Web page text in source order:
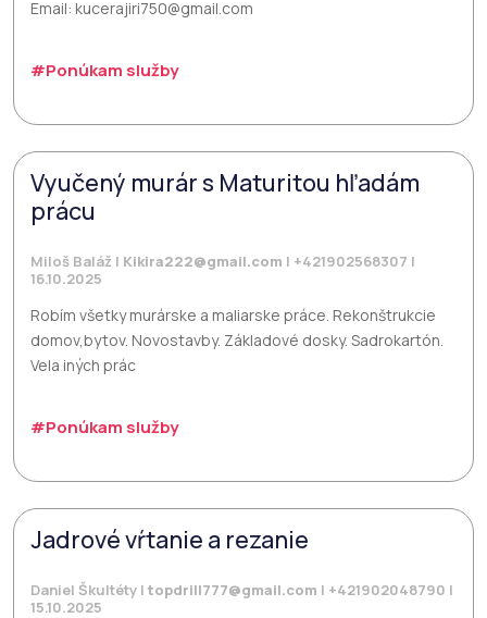
Email: kucerajiri750@gmail.com
#Ponúkam služby
Vyučený murár s Maturitou hľadám
prácu
Miloš Baláž | Kikira222@gmail.com | +421902568307 |
16.10.2025
Robím všetky murárske a maliarske práce. Rekonštrukcie
domov,bytov. Novostavby. Základové dosky. Sadrokartón.
Vela iných prác
#Ponúkam služby
Jadrové vŕtanie a rezanie
Daniel Škultéty | topdrill777@gmail.com | +421902048790 |
15.10.2025